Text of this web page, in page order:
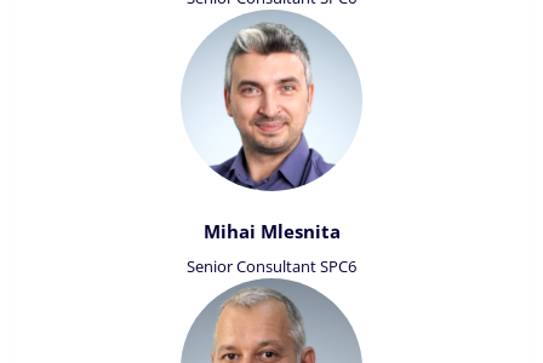
Mihai Mlesnita
Senior Consultant SPC6